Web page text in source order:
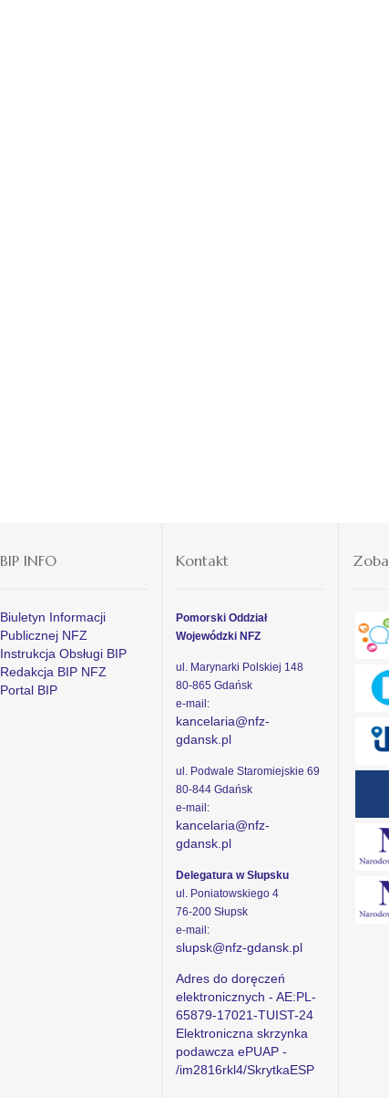
BIP INFO
Biuletyn Informacji
Publicznej NFZ
Instrukcja Obsługi BIP
Redakcja BIP NFZ
Portal BIP
Kontakt
Pomorski Oddział
Wojewódzki NFZ
ul. Marynarki Polskiej 148
80-865 Gdańsk
e-mail:
kancelaria@nfz-
gdansk.pl
ul. Podwale Staromiejskie 69
80-844 Gdańsk
e-mail:
kancelaria@nfz-
gdansk.pl
Delegatura w Słupsku
ul. Poniatowskiego 4
76-200 Słupsk
e-mail:
slupsk@nfz-gdansk.pl
Adres do doręczeń
elektronicznych - AE:PL-
65879-17021-TUIST-24
Elektroniczna skrzynka
podawcza ePUAP -
/im2816rkl4/SkrytkaESP